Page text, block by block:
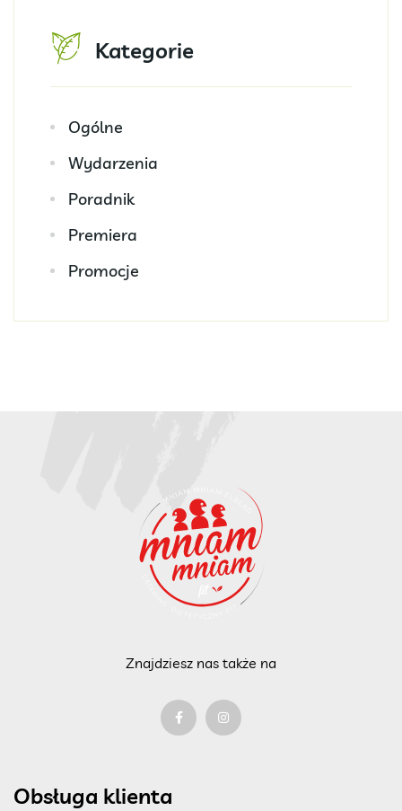
Kategorie
Ogólne
Wydarzenia
Poradnik
Premiera
Promocje
Znajdziesz nas także na
Obsługa klienta